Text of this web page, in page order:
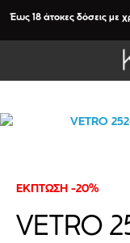
ΕΚΠΤΩΣΗ -20%
VETRO
Έως 18 άτοκες δόσεις με